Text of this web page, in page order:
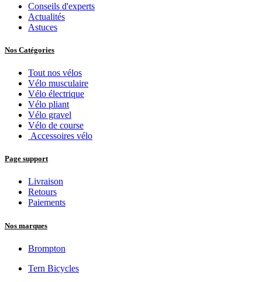
Conseils d'experts
Actualités
Astuces
Nos Catégories
Tout nos vélos
Vélo musculaire
Vélo électrique
Vélo pliant
Vélo gravel
Vélo de course
Accessoires vélo
Page support
Livraison
Retours
Paiements
Nos marques
Brompton
Tern Bicycles